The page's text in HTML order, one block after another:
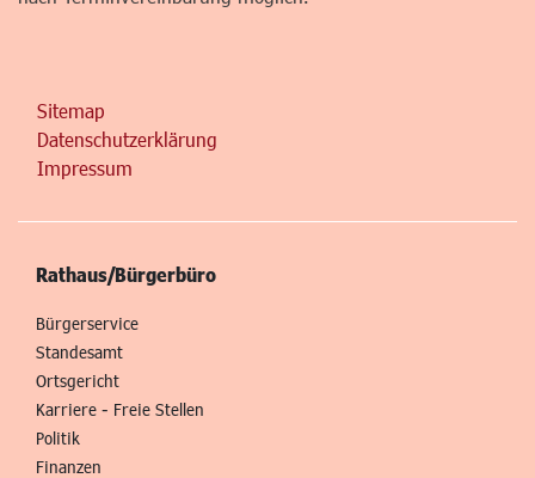
Sitemap
Datenschutzerklärung
Impressum
Rathaus/Bürgerbüro
Bürgerservice
Standesamt
Ortsgericht
Karriere - Freie Stellen
Politik
Finanzen